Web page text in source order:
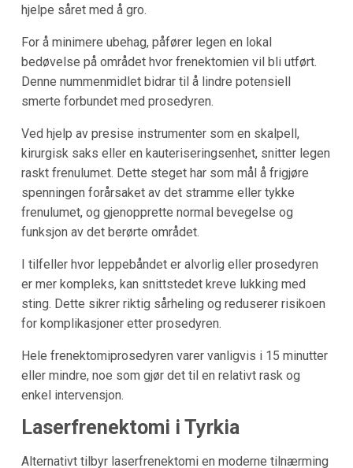
hjelpe såret med å gro.
For å minimere ubehag, påfører legen en lokal
bedøvelse på området hvor frenektomien vil bli utført.
Denne nummenmidlet bidrar til å lindre potensiell
smerte forbundet med prosedyren.
Ved hjelp av presise instrumenter som en skalpell,
kirurgisk saks eller en kauteriseringsenhet, snitter legen
raskt frenulumet. Dette steget har som mål å frigjøre
spenningen forårsaket av det stramme eller tykke
frenulumet, og gjenopprette normal bevegelse og
funksjon av det berørte området.
I tilfeller hvor leppebåndet er alvorlig eller prosedyren
er mer kompleks, kan snittstedet kreve lukking med
sting. Dette sikrer riktig sårheling og reduserer risikoen
for komplikasjoner etter prosedyren.
Hele frenektomiprosedyren varer vanligvis i 15 minutter
eller mindre, noe som gjør det til en relativt rask og
enkel intervensjon.
Laserfrenektomi i Tyrkia
Alternativt tilbyr laserfrenektomi en moderne tilnærming